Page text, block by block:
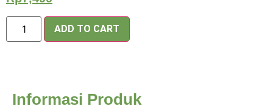
ADD TO CART
Informasi Produk